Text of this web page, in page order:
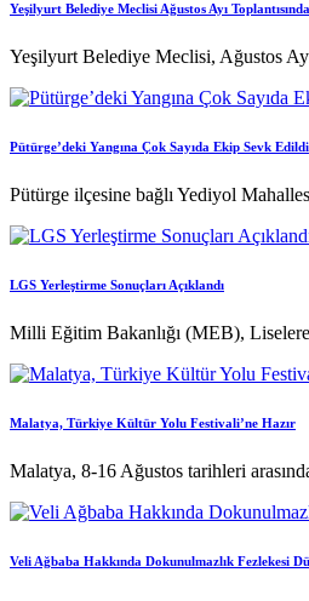
Yeşilyurt Belediye Meclisi Ağustos Ayı
Yeşilyurt Belediye Meclisi, Ağustos
Pütürge’deki Yangına Çok Sayıda Ekip Sevk Edildi
Pütürge ilçesine bağlı Yediyol
LGS Yerleştirme Sonuçları Açıklandı
Milli Eğitim Bakanlığı (MEB),
Malatya, Türkiye Kültür Yolu Festivali’ne Hazır
Malatya, 8-16 Ağustos tarihleri
Veli Ağbaba Hakkında Dokunulmazlık Fezlekesi